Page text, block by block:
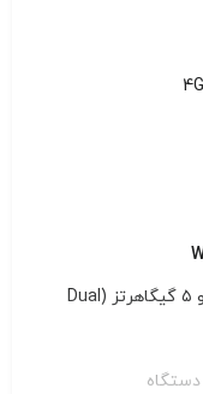
۲.۴ گیگاهرتز و ۵ گیگاهرتز (Dual